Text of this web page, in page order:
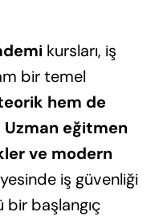
kursları, iş
bir temel
hem de
Uzman eğitmen
ve modern
iş güvenliği
bir başlangıç